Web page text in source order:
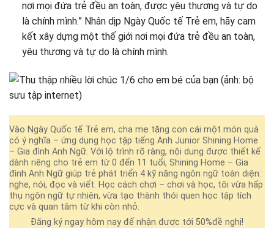
nơi mọi đứa trẻ đều an toàn, được yêu thương và tự do
là chính mình.” Nhân dịp Ngày Quốc tế Trẻ em, hãy cam
kết xây dựng một thế giới nơi mọi đứa trẻ đều an toàn,
yêu thương và tự do là chính mình.
Vào Ngày Quốc tế Trẻ em, cha mẹ tặng con cái một món quà
có ý nghĩa – ứng dụng học tập tiếng Anh Junior Shining Home
– Gia đình Anh Ngữ. Với lộ trình rõ ràng, nội dung được thiết kế
dành riêng cho trẻ em từ 0 đến 11 tuổi, Shining Home – Gia
đình Anh Ngữ giúp trẻ phát triển 4 kỹ năng ngôn ngữ toàn diện:
nghe, nói, đọc và viết. Học cách chơi – chơi và học, tôi vừa hấp
thụ ngôn ngữ tự nhiên, vừa tạo thành thói quen học tập tích
cực và quan tâm từ khi còn nhỏ.
Đăng ký ngay hôm nay để nhận được tới 50%đề nghị!